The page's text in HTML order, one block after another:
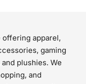
apparel,
gaming
plushies. We
and